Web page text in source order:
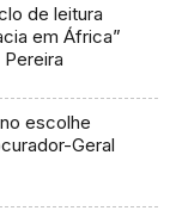
de leitura
em África”
escolhe
Geral